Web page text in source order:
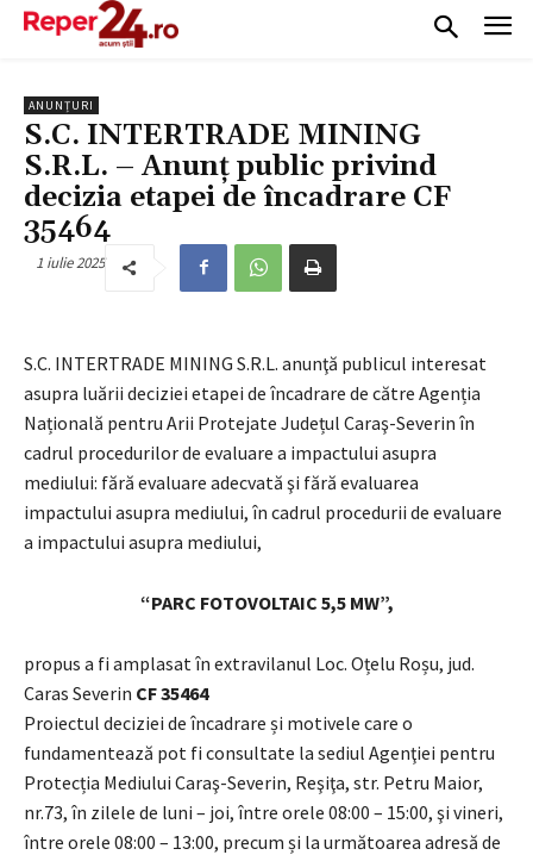
ANUNȚURI
S.C. INTERTRADE MINING
S.R.L. – Anunţ public privind
decizia etapei de încadrare CF
35464
1 iulie 2025
S.C. INTERTRADE MINING S.R.L. anunţă publicul interesat
asupra luării deciziei etapei de încadrare de către Agenția
Națională pentru Arii Protejate Județul Caraş-Severin în
cadrul procedurilor de evaluare a impactului asupra
mediului: fără evaluare adecvată şi fără evaluarea
impactului asupra mediului, în cadrul procedurii de evaluare
a impactului asupra mediului,
“PARC FOTOVOLTAIC 5,5 MW”,
propus a fi amplasat în extravilanul Loc. Oțelu Roșu, jud.
Caras Severin CF 35464
Proiectul deciziei de încadrare și motivele care o
fundamentează pot fi consultate la sediul Agenţiei pentru
Protecția Mediului Caraş-Severin, Reşiţa, str. Petru Maior,
nr.73, în zilele de luni – joi, între orele 08:00 – 15:00, şi vineri,
între orele 08:00 – 13:00, precum și la următoarea adresă de